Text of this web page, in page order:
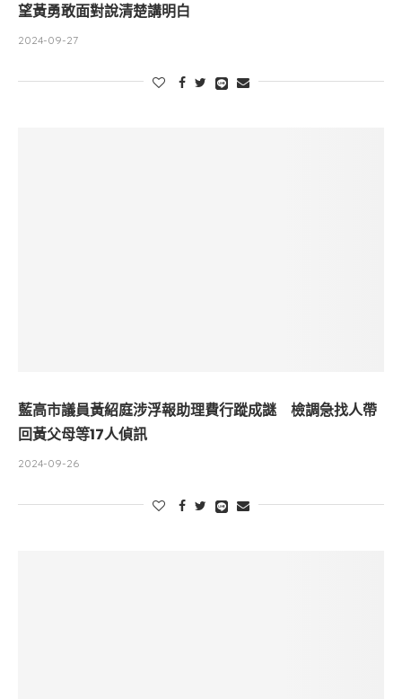
望黃勇敢面對說清楚講明白
2024-09-27
藍高市議員黃紹庭涉浮報助理費行蹤成謎 檢調急找人帶
回黃父母等17人偵訊
2024-09-26